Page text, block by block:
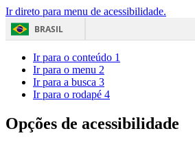
Ir direto para menu de acessibilidade.
BRASIL
Ir para o conteúdo 1
Ir para o menu 2
Ir para a busca 3
Ir para o rodapé 4
Opções de acessibilidade